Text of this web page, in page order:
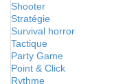
Shooter
Stratégie
Survival horror
Tactique
Party Game
Point & Click
Rythme